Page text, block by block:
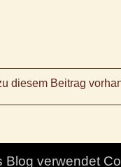
diesem Beitrag
Blog verwendet